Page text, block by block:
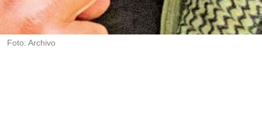
i
r
Foto: Archivo